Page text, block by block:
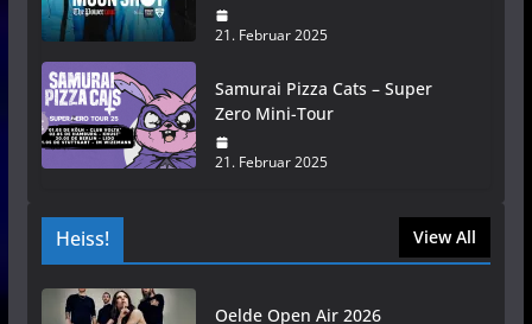
21. Februar 2025
Samurai Pizza Cats – Super
Zero Mini-Tour
21. Februar 2025
Heiss! View All
Oelde Open Air 2026